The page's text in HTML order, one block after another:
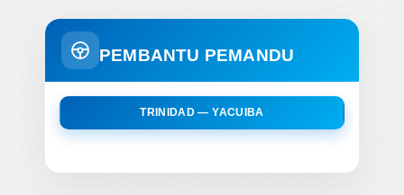
PEMBANTU PEMANDU
TRINIDAD — YACUIBA